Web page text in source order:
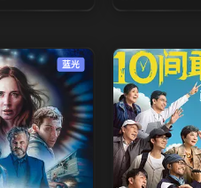
蓝光